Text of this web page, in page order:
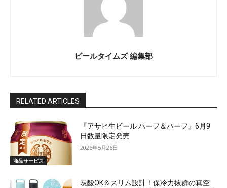
ビールタイムズ 編集部
RELATED ARTICLES
商品サービス
『アサヒ生ビール ハーフ＆ハーフ』6月9
日数量限定発売
2026年5月26日
炭酸OK＆スリム設計！保冷力抜群の真空